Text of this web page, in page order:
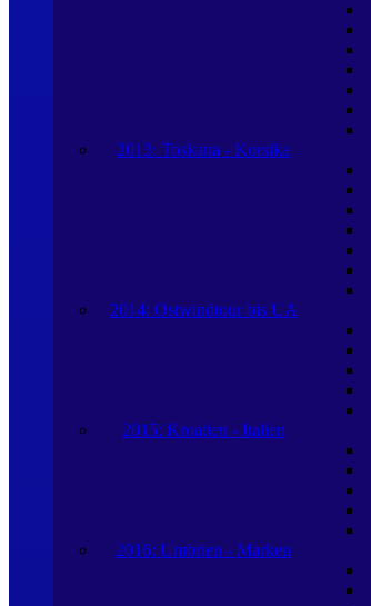
2013: Toskana - Korsika
2014: Ostwindtour bis UA
2015: Kroatien - Italien
2016: Umbrien - Marken